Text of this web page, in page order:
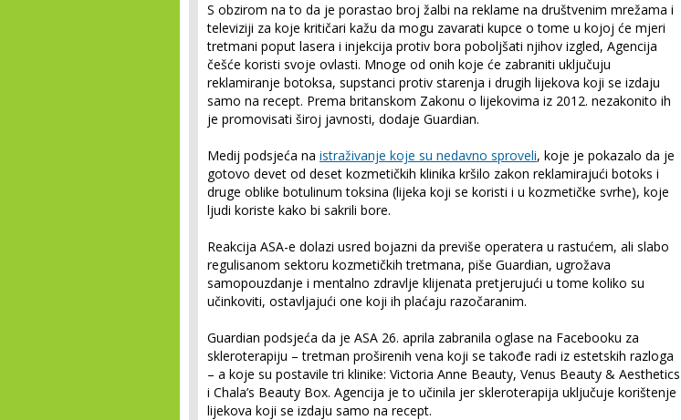
S obzirom na to da je porastao broj žalbi na reklame na društvenim mrežama i
televiziji za koje kritičari kažu da mogu zavarati kupce o tome u kojoj će mjeri
tretmani poput lasera i injekcija protiv bora poboljšati njihov izgled, Agencija
češće koristi svoje ovlasti. Mnoge od onih koje će zabraniti uključuju
reklamiranje botoksa, supstanci protiv starenja i drugih lijekova koji se izdaju
samo na recept. Prema britanskom Zakonu o lijekovima iz 2012. nezakonito ih
je promovisati široj javnosti, dodaje Guardian.
Medij podsjeća na istraživanje koje su nedavno sproveli, koje je pokazalo da je
gotovo devet od deset kozmetičkih klinika kršilo zakon reklamirajući botoks i
druge oblike botulinum toksina (lijeka koji se koristi i u kozmetičke svrhe), koje
ljudi koriste kako bi sakrili bore.
Reakcija ASA-e dolazi usred bojazni da previše operatera u rastućem, ali slabo
regulisanom sektoru kozmetičkih tretmana, piše Guardian, ugrožava
samopouzdanje i mentalno zdravlje klijenata pretjerujući u tome koliko su
učinkoviti, ostavljajući one koji ih plaćaju razočaranim.
Guardian podsjeća da je ASA 26. aprila zabranila oglase na Facebooku za
skleroterapiju – tretman proširenih vena koji se takođe radi iz estetskih razloga
– a koje su postavile tri klinike: Victoria Anne Beauty, Venus Beauty & Aesthetics
i Chala’s Beauty Box. Agencija je to učinila jer skleroterapija uključuje korištenje
lijekova koji se izdaju samo na recept.